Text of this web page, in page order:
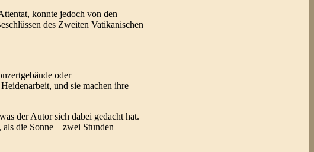
konnte jedoch von den
des Zweiten Vatikanischen
oder
und sie machen ihre
der Autor sich dabei gedacht hat.
die Sonne – zwei Stunden